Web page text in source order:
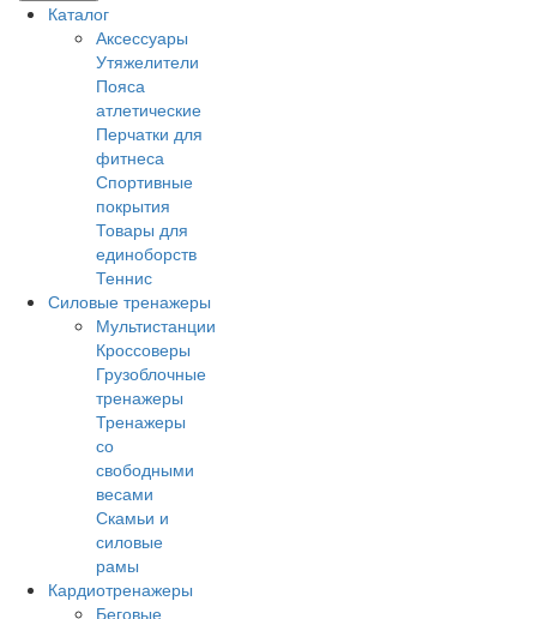
Каталог
Аксессуары
Утяжелители
Пояса
атлетические
Перчатки для
фитнеса
Спортивные
покрытия
Товары для
единоборств
Теннис
Силовые тренажеры
Мультистанции
Кроссоверы
Грузоблочные
тренажеры
Тренажеры
со
свободными
весами
Скамьи и
силовые
рамы
Кардиотренажеры
Беговые